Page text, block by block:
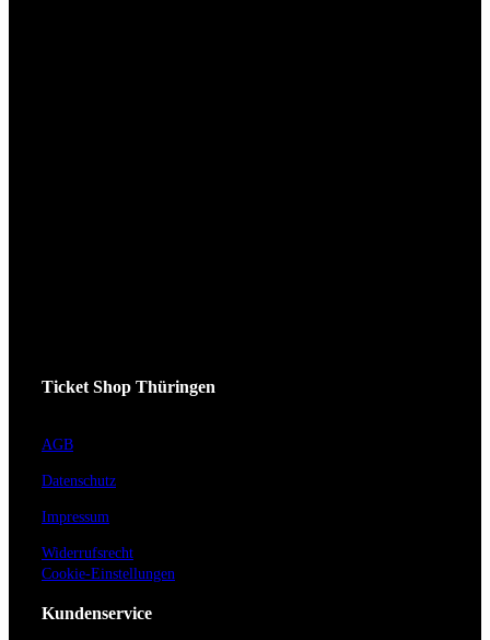
Ticket Shop Thüringen
AGB
Datenschutz
Impressum
Widerrufsrecht
Cookie-Einstellungen
Kundenservice